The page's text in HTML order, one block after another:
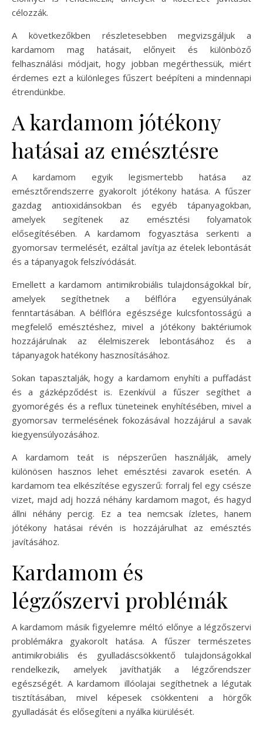
célozzák.
A következőkben részletesebben megvizsgáljuk a
kardamom mag hatásait, előnyeit és különböző
felhasználási módjait, hogy jobban megérthessük, miért
érdemes ezt a különleges fűszert beépíteni a mindennapi
étrendünkbe.
A kardamom jótékony
hatásai az emésztésre
A kardamom egyik legismertebb hatása az
emésztőrendszerre gyakorolt jótékony hatása. A fűszer
gazdag antioxidánsokban és egyéb tápanyagokban,
amelyek segítenek az emésztési folyamatok
elősegítésében. A kardamom fogyasztása serkenti a
gyomorsav termelését, ezáltal javítja az ételek lebontását
és a tápanyagok felszívódását.
Emellett a kardamom antimikrobiális tulajdonságokkal bír,
amelyek segíthetnek a bélflóra egyensúlyának
fenntartásában. A bélflóra egészsége kulcsfontosságú a
megfelelő emésztéshez, mivel a jótékony baktériumok
hozzájárulnak az élelmiszerek lebontásához és a
tápanyagok hatékony hasznosításához.
Sokan tapasztalják, hogy a kardamom enyhíti a puffadást
és a gázképződést is. Ezenkívül a fűszer segíthet a
gyomorégés és a reflux tüneteinek enyhítésében, mivel a
gyomorsav termelésének fokozásával hozzájárul a savak
kiegyensúlyozásához.
A kardamom teát is népszerűen használják, amely
különösen hasznos lehet emésztési zavarok esetén. A
kardamom tea elkészítése egyszerű: forralj fel egy csésze
vizet, majd adj hozzá néhány kardamom magot, és hagyd
állni néhány percig. Ez a tea nemcsak ízletes, hanem
jótékony hatásai révén is hozzájárulhat az emésztés
javításához.
Kardamom és
légzőszervi problémák
A kardamom másik figyelemre méltó előnye a légzőszervi
problémákra gyakorolt hatása. A fűszer természetes
antimikrobiális és gyulladáscsökkentő tulajdonságokkal
rendelkezik, amelyek javíthatják a légzőrendszer
egészségét. A kardamom illóolajai segíthetnek a légutak
tisztításában, mivel képesek csökkenteni a hörgők
gyulladását és elősegíteni a nyálka kiürülését.